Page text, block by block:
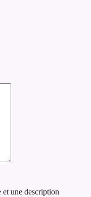
et une description